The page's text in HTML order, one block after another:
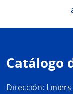
de
página
Catálogo
Dirección: